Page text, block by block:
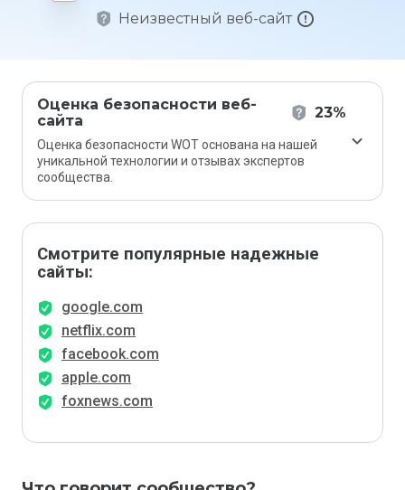
Неизвестный веб-сайт
Оценка безопасности веб-
сайта
23%
Оценка безопасности WOT основана на нашей
уникальной технологии и отзывах экспертов
сообщества.
Смотрите популярные надежные
сайты:
google.com
netflix.com
facebook.com
apple.com
foxnews.com